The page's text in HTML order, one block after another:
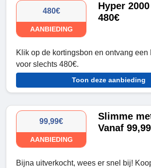
480€
AANBIEDING
Hyper
480€
Klik op de kortingsbon en ontvang een
voor slechts 480€.
Toon deze aanbieding
99,99€
AANBIEDING
Slimme
Vanaf
Bijna uitverkocht, wees er snel bij!